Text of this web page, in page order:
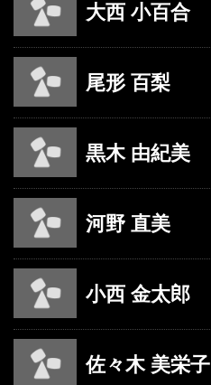
大西 小百合
尾形 百梨
黒木 由紀美
河野 直美
小西 金太郎
佐々木 美栄子